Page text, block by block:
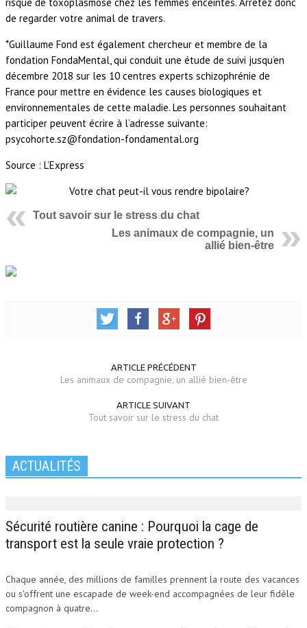
risque de toxoplasmose chez les femmes enceintes. Arrêtez donc
de regarder votre animal de travers.
*Guillaume Fond est également chercheur et membre de la
fondation FondaMental, qui conduit une étude de suivi jusqu’en
décembre 2018 sur les 10 centres experts schizophrénie de
France pour mettre en évidence les causes biologiques et
environnementales de cette maladie. Les personnes souhaitant
participer peuvent écrire à l’adresse suivante:
psycohorte.sz@fondation-fondamental.org
Source : L’Express
Tout savoir sur le stress du chat
Les animaux de compagnie, un
allié bien-être
ARTICLE PRÉCÉDENT
Les animaux de compagnie, un allié bien-être
ARTICLE SUIVANT
Tout savoir sur le stress du chat
ACTUALITÉS
Sécurité routière canine : Pourquoi la cage de
transport est la seule vraie protection ?
Chaque année, des millions de familles prennent la route des vacances
ou s'offrent une escapade de week-end accompagnées de leur fidèle
compagnon à quatre...